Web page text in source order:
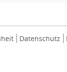
Datenschutz